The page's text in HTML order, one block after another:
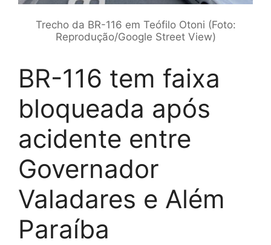
Trecho da BR-116 em Teófilo Otoni (Foto:
Reprodução/Google Street View)
BR-116 tem faixa
bloqueada após
acidente entre
Governador
Valadares e Além
Paraíba